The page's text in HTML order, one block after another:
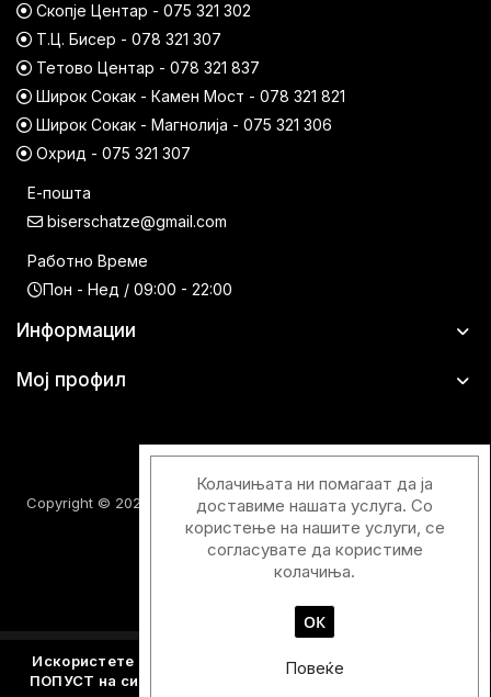
Скопје Центар - 075 321 302
Т.Ц. Бисер - 078 321 307
Тетово Центар - 078 321 837
Широк Сокак - Камен Мост - 078 321 821
Широк Сокак - Магнолија - 075 321 306
Охрид - 075 321 307
Е-пошта
biserschatze@gmail.com
Работно Време
Пон - Нед / 09:00 - 22:00
Информации
Мој профил
Copyright © 2026 Шатци Парфимерии. Сите права задржани.
Designed & Developed with
Искористете го купонскиот код Y2026
ПОПУСТ на сите производите кои не се веќе намалени.
Колачињата ни помагаат да ја
доставиме нашата услуга. Со
користење на нашите услуги, се
согласувате да користиме
колачиња.
ОК
Повеќе